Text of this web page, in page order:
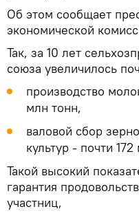
Об этом сообщает
экономической
Так, за 10 лет
союза увеличилось
производство
млн тонн,
валовой сбор
культур - почти
Такой высокий
гарантия
участниц,